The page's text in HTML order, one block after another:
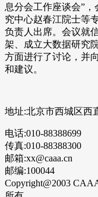
息分会工作座谈会”
究中心赵春江院士等
负责人出席。会议就
架、成立大数据研究
方面进行了讨论，并
和建议。
地址:北京市西城区西
电话:010-88388699
传真:010-88388300
邮箱:xx@caaa.cn
邮编:100044
Copyright@2003